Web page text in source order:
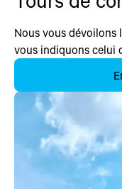
Nous vous
vous indiquons celui